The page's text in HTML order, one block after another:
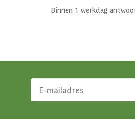
Binnen 1 werkdag